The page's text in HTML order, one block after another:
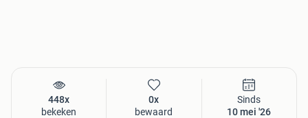
448x
bekeken
0x
bewaard
Sinds
10 mei '26